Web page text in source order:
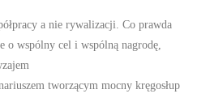
a nie rywalizacji. Co prawda
o wspólny cel i wspólną nagrodę,
tworzącym mocny kręgosłup